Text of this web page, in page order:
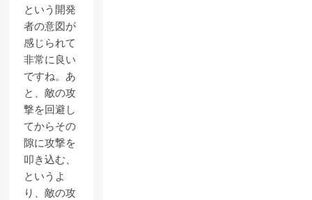
という開発
者の意図が
感じられて
非常に良い
ですね。あ
と、敵の攻
撃を回避し
てからその
隙に攻撃を
叩き込む、
というよ
り、敵の攻